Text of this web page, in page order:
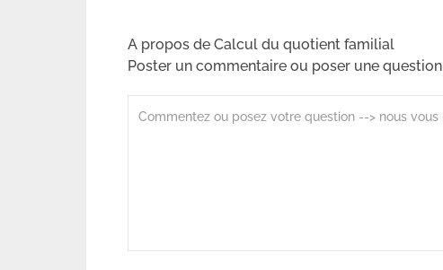
A propos de Calcul du quotient familial
Poster un commentaire ou poser une question